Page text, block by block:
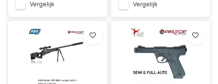
Vergelijk Vergelijk